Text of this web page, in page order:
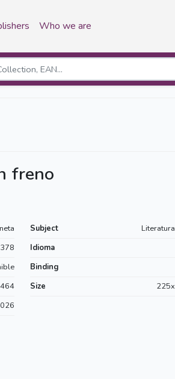
Who we are
freno
Subject
Idioma
Binding
464 Size